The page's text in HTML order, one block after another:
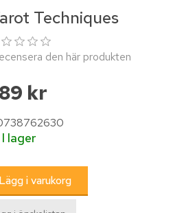
Techniques
den här produkten
kr
I lager